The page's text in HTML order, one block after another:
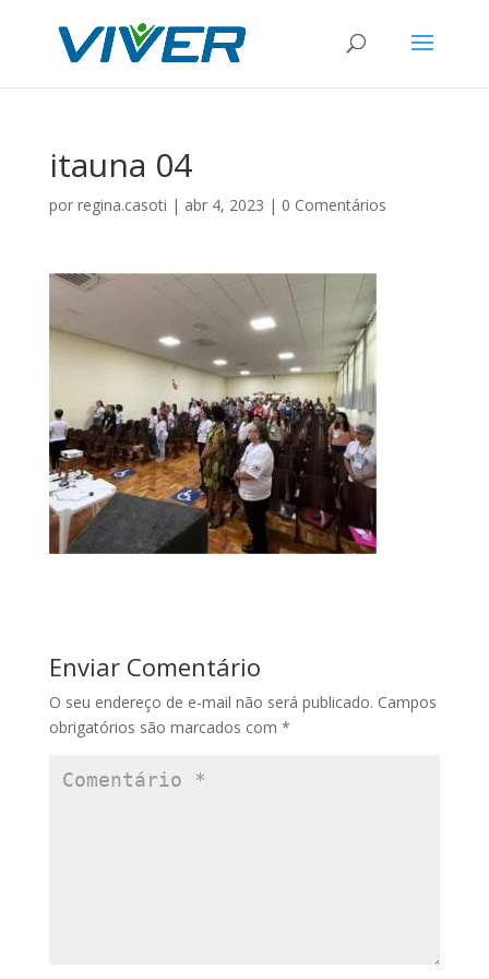
itauna 04
por regina.casoti | abr 4, 2023 | 0 Comentários
Enviar Comentário
O seu endereço de e-mail não será publicado. Campos
obrigatórios são marcados com *